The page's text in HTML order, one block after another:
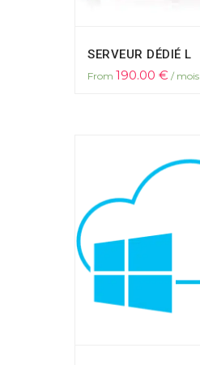
SERVEUR DÉDIÉ L
From 190.00 € / mois